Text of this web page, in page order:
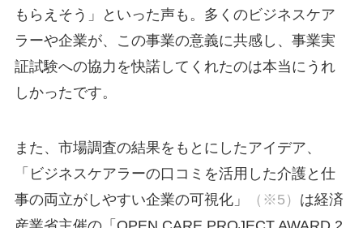
もらえそう」といった声も。多くのビジネスケア
ラーや企業が、この事業の意義に共感し、事業実
証試験への協力を快諾してくれたのは本当にうれ
しかったです。
また、市場調査の結果をもとにしたアイデア、
「ビジネスケアラーの口コミを活用した介護と仕
事の両立がしやすい企業の可視化」
（※5） は経済